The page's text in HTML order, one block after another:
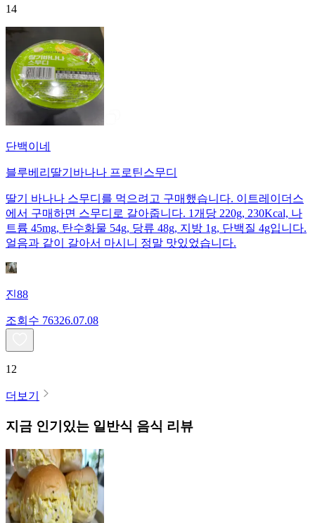
14
단백이네
블루베리딸기바나나 프로틴스무디
딸기 바나나 스무디를 먹으려고 구매했습니다. 이트레이더스
에서 구매하면 스무디로 갈아줍니다. 1개당 220g, 230Kcal, 나
트륨 45mg, 탄수화물 54g, 당류 48g, 지방 1g, 단백질 4g입니다.
얼음과 같이 갈아서 마시니 정말 맛있었습니다.
진88
조회수 76326.07.08
12
더보기
지금 인기있는 일반식 음식 리뷰